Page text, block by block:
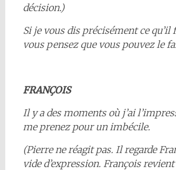
décision.)
Si je vous dis précisément ce qu’il
vous pensez que vous pouvez le
FRANÇOIS
Il y a des moments où j’ai
me prenez pour un imbécile.
(Pierre ne réagit pas. Il regarde
vide d’expression. François